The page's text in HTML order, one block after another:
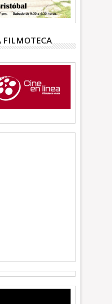
FILMOTECA